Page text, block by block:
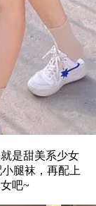
是甜美系少女
腿袜，再配上
吧~